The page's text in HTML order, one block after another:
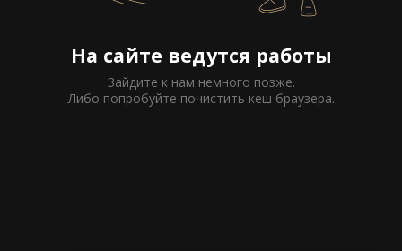
На сайте ведутся работы
Зайдите к нам немного позже.
Либо попробуйте почистить кеш браузера.